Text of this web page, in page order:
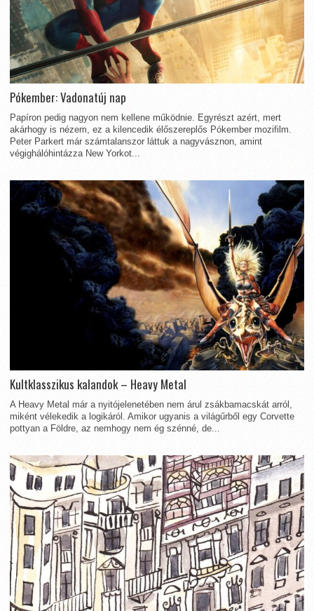
Pókember: Vadonatúj nap
Papíron pedig nagyon nem kellene működnie. Egyrészt azért, mert
akárhogy is nézem, ez a kilencedik élőszereplős Pókember mozifilm.
Peter Parkert már számtalanszor láttuk a nagyvásznon, amint
végighálóhintázza New Yorkot...
Kultklasszikus kalandok – Heavy Metal
A Heavy Metal már a nyitójelenetében nem árul zsákbamacskát arról,
miként vélekedik a logikáról. Amikor ugyanis a világűrből egy Corvette
pottyan a Földre, az nemhogy nem ég szénné, de...